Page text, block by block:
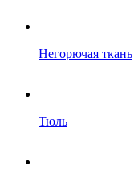
Негорючая ткань
Тюль